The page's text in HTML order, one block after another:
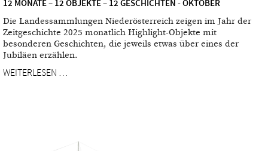
12 MONATE – 12 OBJEKTE – 12 GESCHICHTEN - OKTOBER
Die Landessammlungen Niederösterreich zeigen im Jahr der
Zeitgeschichte 2025 monatlich Highlight-Objekte mit
besonderen Geschichten, die jeweils etwas über eines der
Jubiläen erzählen.
WEITERLESEN …